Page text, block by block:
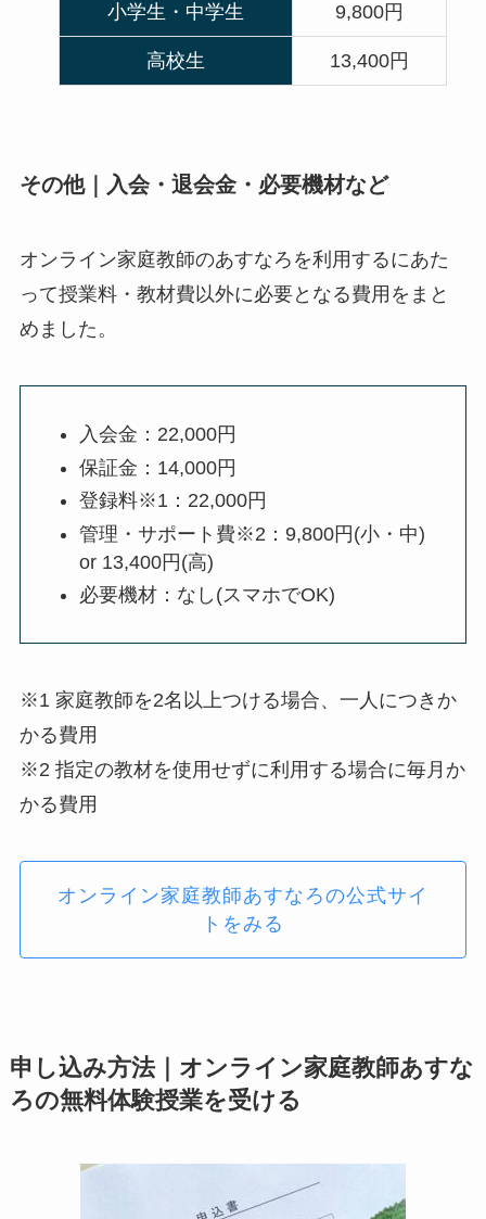
小学生・中学生 9,800円
高校生 13,400円
その他｜入会・退会金・必要機材など
オンライン家庭教師のあすなろを利用するにあた
って授業料・教材費以外に必要となる費用をまと
めました。
入会金：22,000円
保証金：14,000円
登録料※1：22,000円
管理・サポート費※2：9,800円(小・中)
or 13,400円(高)
必要機材：なし(スマホでOK)
※1 家庭教師を2名以上つける場合、一人につきか
かる費用
※2 指定の教材を使用せずに利用する場合に毎月か
かる費用
オンライン家庭教師あすなろの公式サイ
トをみる
申し込み方法｜オンライン家庭教師あすな
ろの無料体験授業を受ける